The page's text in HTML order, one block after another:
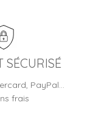
SÉCURISÉ
PayPal…
frais